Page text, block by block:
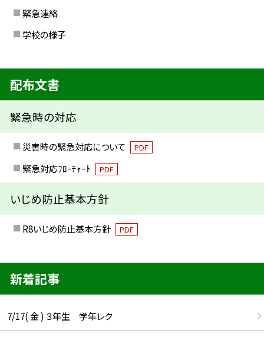
緊急連絡
学校の様子
配布文書
緊急時の対応
災害時の緊急対応について PDF
緊急対応ﾌﾛｰﾁｬｰﾄ PDF
いじめ防止基本方針
R8いじめ防止基本方針 PDF
新着記事
7/17( 金 ) ３年生 学年レク